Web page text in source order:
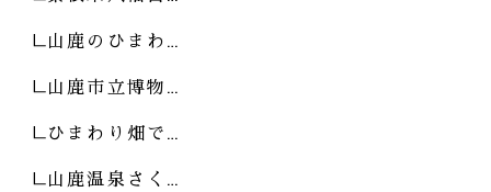
山鹿のひまわ…
山鹿市立博物…
ひまわり畑で…
山鹿温泉さく…